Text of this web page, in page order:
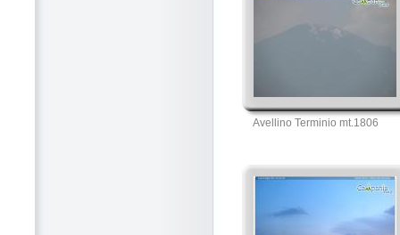
Avellino Terminio mt.1806